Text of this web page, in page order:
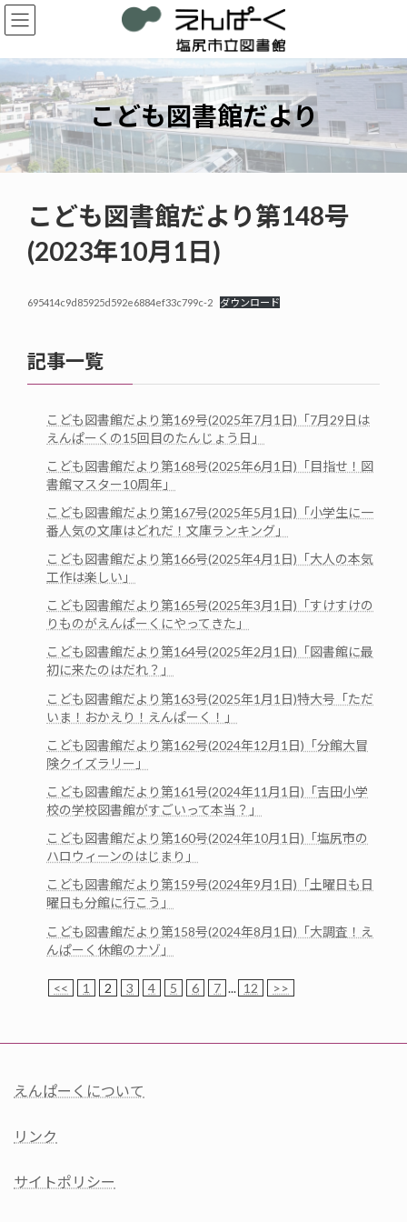
コ
ン
ン
ツ
へ
ス
キ
ッ
プ
ナ
ビ
ー
シ
ョ
ン
に
移
動
こども図書館だより
こども図書館だより第148号
(2023年10月1日)
695414c9d85925d592e6884ef33c799c-2 ダウンロード
記事一覧
こども図書館だより第169号(2025年7月1日)「7月29日は
えんぱーくの15回目のたんじょう日」
こども図書館だより第168号(2025年6月1日)「目指せ！図
書館マスター10周年」
こども図書館だより第167号(2025年5月1日)「小学生に一
番人気の文庫はどれだ！文庫ランキング」
こども図書館だより第166号(2025年4月1日)「大人の本気
工作は楽しい」
こども図書館だより第165号(2025年3月1日)「すけすけの
りものがえんぱーくにやってきた」
こども図書館だより第164号(2025年2月1日)「図書館に最
初に来たのはだれ？」
こども図書館だより第163号(2025年1月1日)特大号「ただ
いま！おかえり！えんぱーく！」
こども図書館だより第162号(2024年12月1日)「分館大冒
険クイズラリー」
こども図書館だより第161号(2024年11月1日)「吉田小学
校の学校図書館がすごいって本当？」
こども図書館だより第160号(2024年10月1日)「塩尻市の
ハロウィーンのはじまり」
こども図書館だより第159号(2024年9月1日)「土曜日も日
曜日も分館に行こう」
こども図書館だより第158号(2024年8月1日)「大調査！え
んぱーく休館のナゾ」
<< 1 2 3 4 5 6 7 ... 12 >>
えんぱーくについて
リンク
サイトポリシー